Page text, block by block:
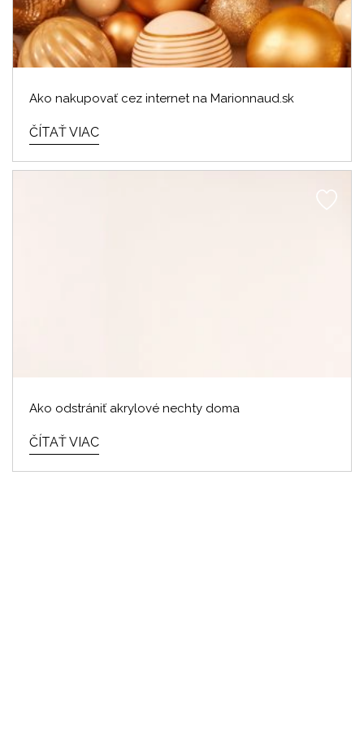
Ako nakupovať cez internet na Marionnaud.sk
ČÍTAŤ VIAC
Ako odstrániť akrylové nechty doma
ČÍTAŤ VIAC